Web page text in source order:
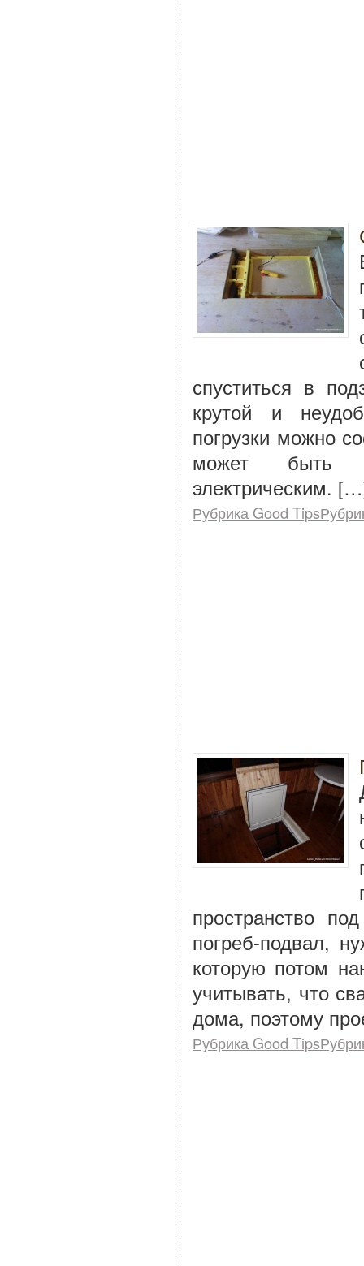
спуститься в
крутой и
погрузки можно
может быть
электрическим.
Рубрика Good
пространство
погреб-подвал,
которую потом
учитывать, что
дома, поэтому
Рубрика Good